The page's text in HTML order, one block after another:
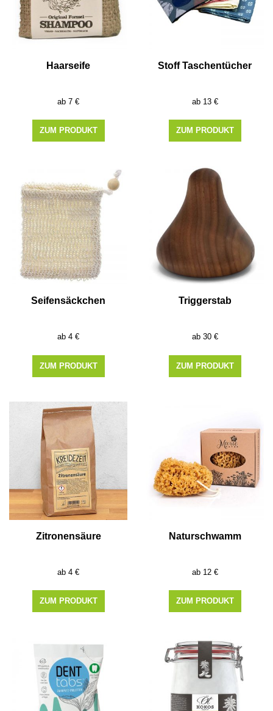
Haarseife
7 €
ZUM PRODUKT
Stoff Taschentücher
13 €
ZUM PRODUKT
Seifensäckchen
4 €
ZUM PRODUKT
Triggerstab
30 €
ZUM PRODUKT
Zitronensäure
4 €
ZUM PRODUKT
Naturschwamm
12 €
ZUM PRODUKT